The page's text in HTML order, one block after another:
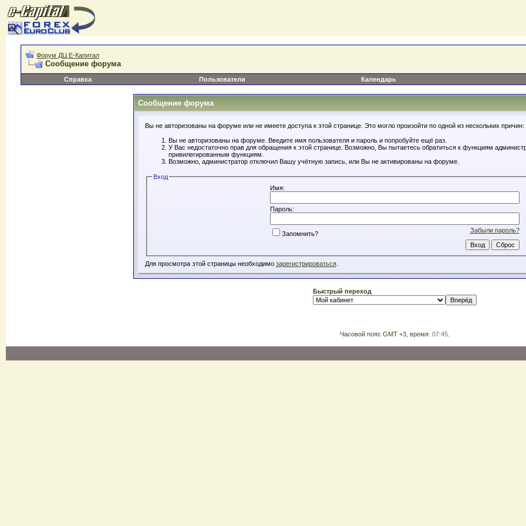
Форум ДЦ Е-Капитал
Сообщение форума
Справка
Пользователи Календарь
Сообщение форума
Вы не авторизованы на форуме или не имеете доступа к этой странице. Это могло произойти по одной из нескольких причин:
Вы не авторизованы на форуме. Введите имя пользователя и пароль и попробуйте ещё раз.
У Вас недостаточно прав для обращения к этой странице. Возможно, Вы пытаетесь обратиться к функциям
привилегированным функциям.
Возможно, администратор отключил Вашу учётную запись, или Вы не активированы на форуме.
Вход
Имя:
Пароль:
Забыли пароль?
Запомнить?
Для просмотра этой страницы необходимо зарегистрироваться.
Быстрый переход
Часовой пояс GMT +3, время: 07:45.